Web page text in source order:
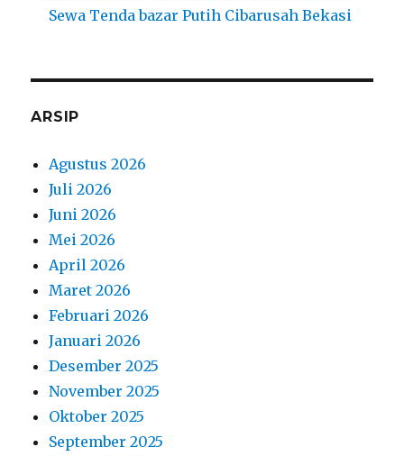
Sewa Tenda bazar Putih Cibarusah Bekasi
ARSIP
Agustus 2026
Juli 2026
Juni 2026
Mei 2026
April 2026
Maret 2026
Februari 2026
Januari 2026
Desember 2025
November 2025
Oktober 2025
September 2025